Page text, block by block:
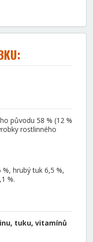
původu 58 % (12 %
rostlinného
hrubý tuk 6,5 %,
%.
tuku, vitamínů